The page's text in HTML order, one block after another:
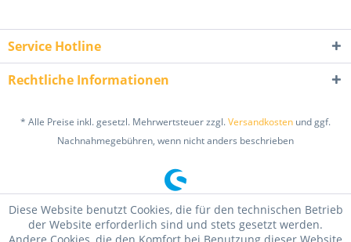
Service Hotline
Rechtliche Informationen
* Alle Preise inkl. gesetzl. Mehrwertsteuer zzgl.Versandkosten und ggf.
Nachnahmegebühren, wenn nicht anders beschrieben
Diese Website benutzt Cookies, die für den technischen Betrieb
der Website erforderlich sind und stets gesetzt werden.